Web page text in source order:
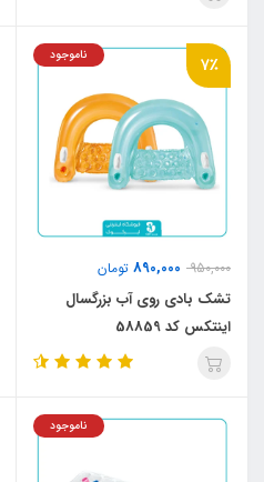
7٪
950,000
890,000 تومان
ناموجود
تشک بادی روی آب بزرگسال
اینتکس کد 58859
ناموجود